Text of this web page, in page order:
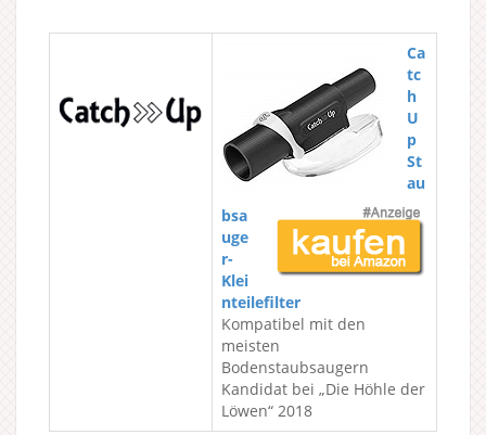
Ca
tc
h
U
p
St
au
bsa
uge
r-
Klei
nteilefilter
Kompatibel mit den
meisten
Bodenstaubsaugern
Kandidat bei „Die Höhle der
Löwen“ 2018